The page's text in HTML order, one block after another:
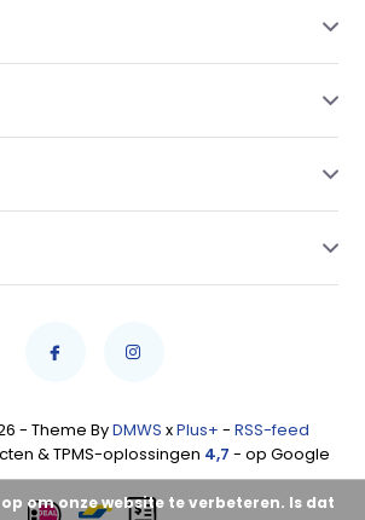
- Theme ByDMWS xPlus+ - RSS-feed
& TPMS-oplossingen 4,7 - op Google
om onze website te verbeteren. Is dat